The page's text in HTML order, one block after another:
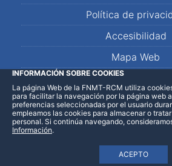
Política de
Accesibilidad
Mapa Web
LinkedInFacebookWhatsApp
INFORMACIÓN SOBRE COOKIES
La página Web de la FNMT-RCM utiliza
para facilitar la navegación por la página web
preferencias seleccionadas por el usuario
empleamos las cookies para almacenar o
personal. Si continúa navegando,
ACEPTO
Información.